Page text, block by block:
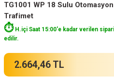
TG1001 WP 18 Sulu
Trafimet
⏱️H.içi Saat 15:00'e kadar verilen
edilir.
2.664,46 TL